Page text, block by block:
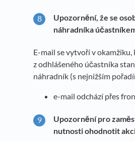
Upozornění, že se
náhradníka
E-mail se vytvoří v okamžiku,
z odhlášeného účastníka
náhradník (s nejnižším
e-mail odchází přes
Upozornění pro
nutnosti ohodnotit